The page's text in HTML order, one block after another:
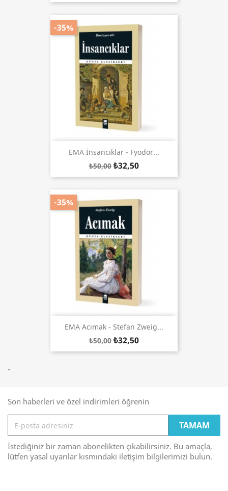
EMA İnsancıklar - Fyodor...
₺50,00 ₺32,50
-35%
EMA Acımak - Stefan Zweig...
₺50,00 ₺32,50
-35%
-
Son haberleri ve özel indirimleri öğrenin
İstediğiniz bir zaman abonelikten çıkabilirsiniz. Bu amaçla,
lütfen yasal uyarılar kısmındaki iletişim bilgilerimizi bulun.